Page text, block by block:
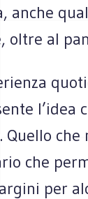
anche
oltre al
l’idea
che
per